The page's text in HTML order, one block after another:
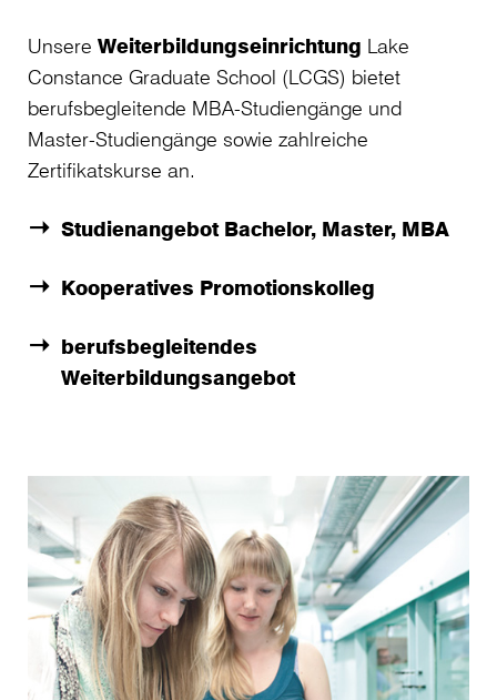
Unsere Weiterbildungseinrichtung Lake
Constance Graduate School (LCGS) bietet
berufsbegleitende MBA-Studiengänge und
Master-Studiengänge sowie zahlreiche
Zertifikatskurse an.
Studienangebot Bachelor, Master, MBA
Kooperatives Promotionskolleg
berufsbegleitendes
Weiterbildungsangebot